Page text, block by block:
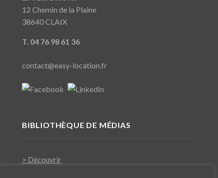
12 Chemin de la Plaine
38640 CLAIX
T. 04 76 98 61 36
contact@easy-location.fr
BIBLIOTHÈQUE DE MÉDIAS
> Découvrir